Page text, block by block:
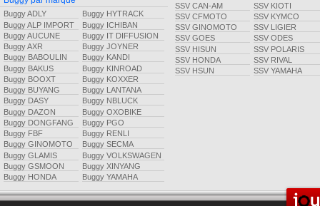
Buggy ADLY
Buggy ALP IMPORT
Buggy AUCUNE
Buggy AXR
Buggy BABOULIN
Buggy BAKUS
Buggy BOOXT
Buggy BUYANG
Buggy DASY
Buggy DAZON
Buggy DONGFANG
Buggy FBF
Buggy GINOMOTO
Buggy GLAMIS
Buggy GSMOON
Buggy HONDA
Buggy HYTRACK
Buggy ICHIBAN
Buggy IT DIFFUSION
Buggy JOYNER
Buggy KANDI
Buggy KINROAD
Buggy KOXXER
Buggy LANTANA
Buggy NBLUCK
Buggy OXOBIKE
Buggy PGO
Buggy RENLI
Buggy SECMA
Buggy VOLKSWAGEN
Buggy XINYANG
Buggy YAMAHA
SSV CAN-AM
SSV CFMOTO
SSV GINOMOTO
SSV GOES
SSV HISUN
SSV HONDA
SSV HSUN
SSV KIOTI
SSV KYMCO
SSV LIGIER
SSV ODES
SSV POLARIS
SSV RIVAL
SSV YAMAHA